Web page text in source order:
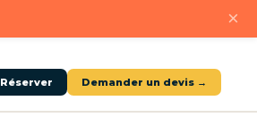
×
Réserver Demander un devis →